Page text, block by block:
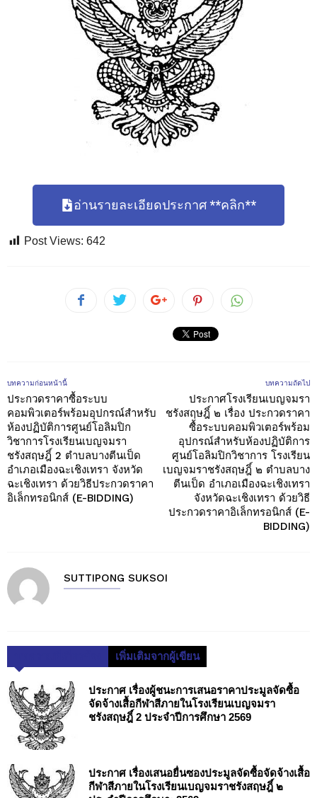
อ่านรายละเอียดประกาศ **คลิก**
Post Views: 642
บทความก่อนหน้านี้
ประกวดราคาซื้อระบบ
คอมพิวเตอร์พร้อมอุปกรณ์สำหรับ
ห้องปฏิบัติการศูนย์โอลิมปิก
วิชาการโรงเรียนเบญจมรา
ชรังสฤษฎิ์ 2 ตำบลบางตีนเป็ด
อำเภอเมืองฉะเชิงเทรา จังหวัด
ฉะเชิงเทรา ด้วยวิธีประกวดราคา
อิเล็กทรอนิกส์ (E-BIDDING)
บทความถัดไป
ประกาศโรงเรียนเบญจมรา
ชรังสฤษฎิ์ ๒ เรื่อง ประกวดราคา
ซื้อระบบคอมพิวเตอร์พร้อม
อุปกรณ์สำหรับห้องปฏิบัติการ
ศูนย์โอลิมปิกวิชาการ โรงเรียน
เบญจมราชรังสฤษฎิ์ ๒ ตำบลบาง
ตีนเป็ด อำเภอเมืองฉะเชิงเทรา
จังหวัดฉะเชิงเทรา ด้วยวิธี
ประกวดราคาอิเล็กทรอนิกส์ (E-
BIDDING)
SUTTIPONG SUKSOI
เพิ่มเติมจากผู้เขียน
ประกาศ เรื่องผู้ชนะการเสนอราคาประมูลจัดซื้อ
จัดจ้างเสื้อกีฬาสีภายในโรงเรียนเบญจมรา
ชรังสฤษฎิ์ 2 ประจำปีการศึกษา 2569
ประกาศ เรื่องเสนอยื่นซองประมูลจัดซื้อจัดจ้างเสื้อ
กีฬาสีภายในโรงเรียนเบญจมราชรังสฤษฎิ์ ๒